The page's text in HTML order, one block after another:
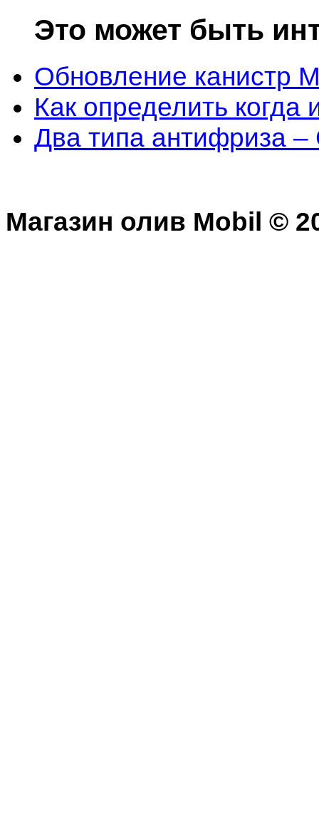
Это может быть
Обновление канистр
Как определить когда
Два типа антифриза –
Магазин олив Mobil ©